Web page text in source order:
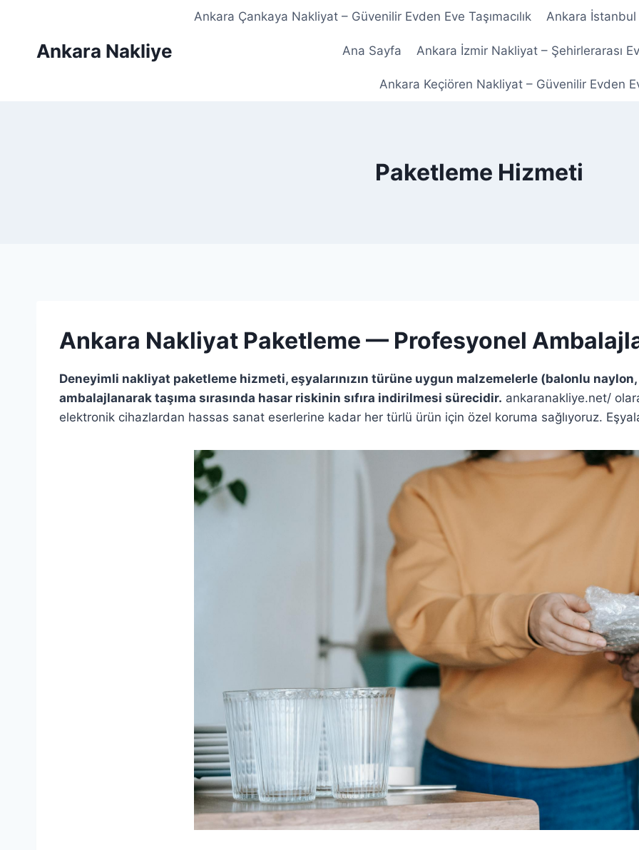
contentAnkara Nakliye
Ankara Çankaya Nakliyat – Güvenilir Evden Eve Taşımacılık Ankara İstanbul
Ana Sayfa Ankara İzmir Nakliyat – Şehirlerarası
Ankara Keçiören Nakliyat – Güvenilir Evden
Paketleme Hizmeti
Ankara Nakliyat Paketleme — Profesyonel
Deneyimli nakliyat paketleme hizmeti, eşyalarınızın türüne uygun malzemelerle (balonlu
ambalajlanarak taşıma sırasında hasar riskinin sıfıra indirilmesi sürecidir. ankaranakliye.net/
elektronik cihazlardan hassas sanat eserlerine kadar her türlü ürün için özel koruma sağlıyoruz.